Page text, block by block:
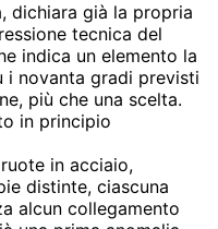
dichiara già la propria
tecnica del
indica un elemento la
i novanta gradi previsti
più che una scelta.
in principio
in acciaio,
distinte, ciascuna
alcun collegamento